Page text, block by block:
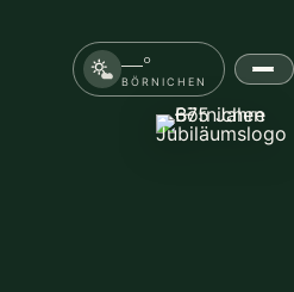
—°
BÖRNICHEN